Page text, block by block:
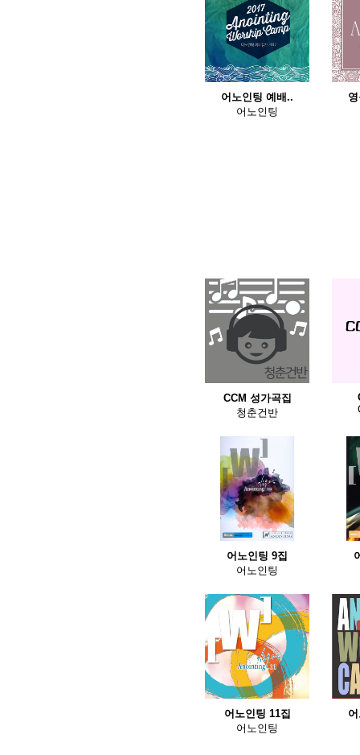
어노인팅 예배..
어노인팅
CCM 성가곡집
청춘건반
어노인팅 9집
어노인팅
어노인팅 11집
어노인팅